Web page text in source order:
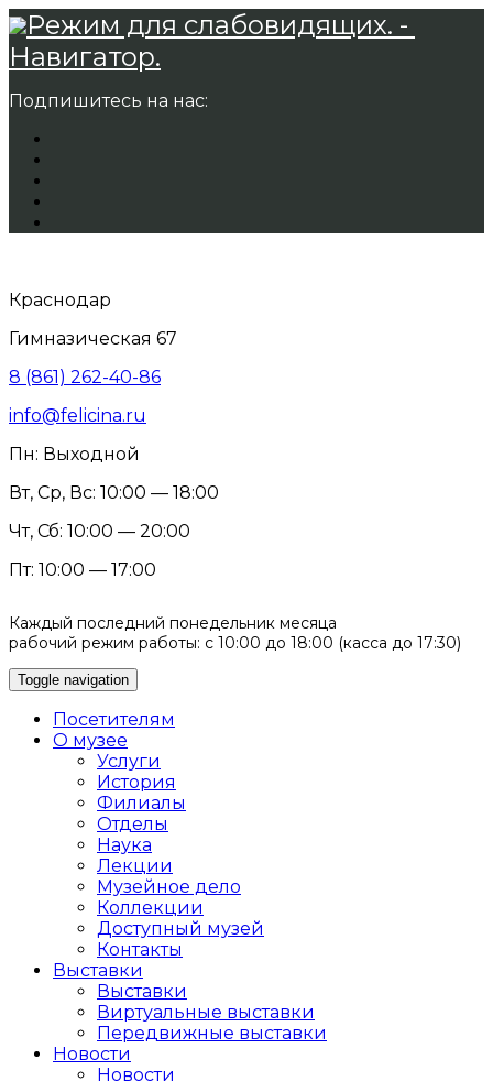
Режим для слабовидящих. -
Навигатор.
Подпишитесь на нас:
Краснодар
Гимназическая 67
8 (861) 262-40-86
info@felicina.ru
Пн: Выходной
Вт, Ср, Вс: 10:00 — 18:00
Чт, Сб: 10:00 — 20:00
Пт: 10:00 — 17:00
Каждый последний понедельник месяца
рабочий режим работы: с 10:00 до 18:00 (касса до 17:30)
Toggle navigation
Посетителям
О музее
Услуги
История
Филиалы
Отделы
Наука
Лекции
Музейное дело
Коллекции
Доступный музей
Контакты
Выставки
Выставки
Виртуальные выставки
Передвижные выставки
Новости
Новости